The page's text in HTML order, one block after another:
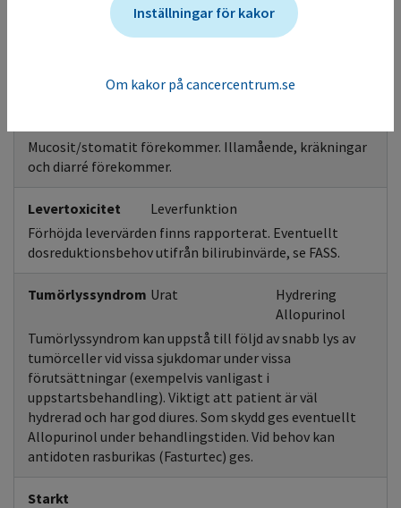
(vänsterkammarfunktion) bör finnas, eventuell
upprepade mätningar, om symtom på försämrad LVEF
Mucosit/stomatit förekommer. Illamående, kräkningar
och diarré förekommer.
Levertoxicitet
Leverfunktion
Förhöjda levervärden finns rapporterat. Eventuellt
dosreduktionsbehov utifrån bilirubinvärde, se FASS.
Tumörlyssyndrom Urat
Hydrering
Allopurinol
Tumörlyssyndrom kan uppstå till följd av snabb lys av
tumörceller vid vissa sjukdomar under vissa
förutsättningar (exempelvis vanligast i
uppstartsbehandling). Viktigt att patient är väl
hydrerad och har god diures. Som skydd ges eventuellt
Allopurinol under behandlingstiden. Vid behov kan
antidoten rasburikas (Fasturtec) ges.
Starkt
Inställningar för kakor
Om kakor på cancercentrum.se